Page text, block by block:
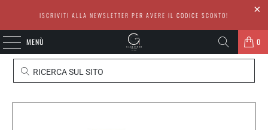
ISCRIVITI ALLA NEWSLETTER PER AVERE IL CODICE SCONTO!
MENÙ 0
RICERCA SUL SITO